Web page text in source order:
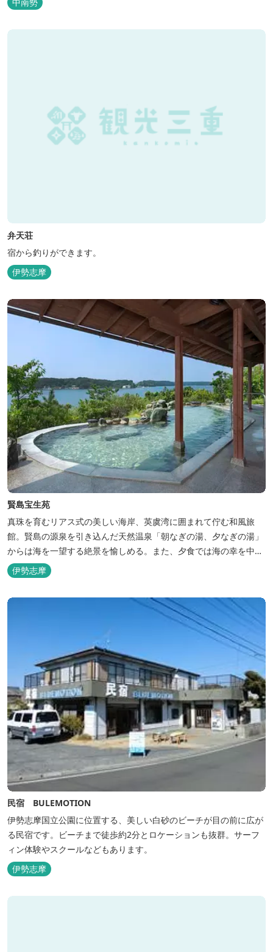
今年の営業は１２月１４日（日）までです！来年は３月１日（日）
からの営業となりますのでよろしくお願いします！ ソロサイト・オ
中南勢
弁天荘
宿から釣りができます。
伊勢志摩
賢島宝生苑
真珠を育むリアス式の美しい海岸、英虞湾に囲まれて佇む和風旅
館。賢島の源泉を引き込んだ天然温泉「朝なぎの湯、夕なぎの湯」
からは海を一望する絶景を愉しめる。また、夕食では海の幸を中心
とした和会席でおもてなしいたします。
伊勢志摩
民宿 BULEMOTION
伊勢志摩国立公園に位置する、美しい白砂のビーチが目の前に広が
る民宿です。ビーチまで徒歩約2分とロケーションも抜群。サーフ
ィン体験やスクールなどもあります。
伊勢志摩